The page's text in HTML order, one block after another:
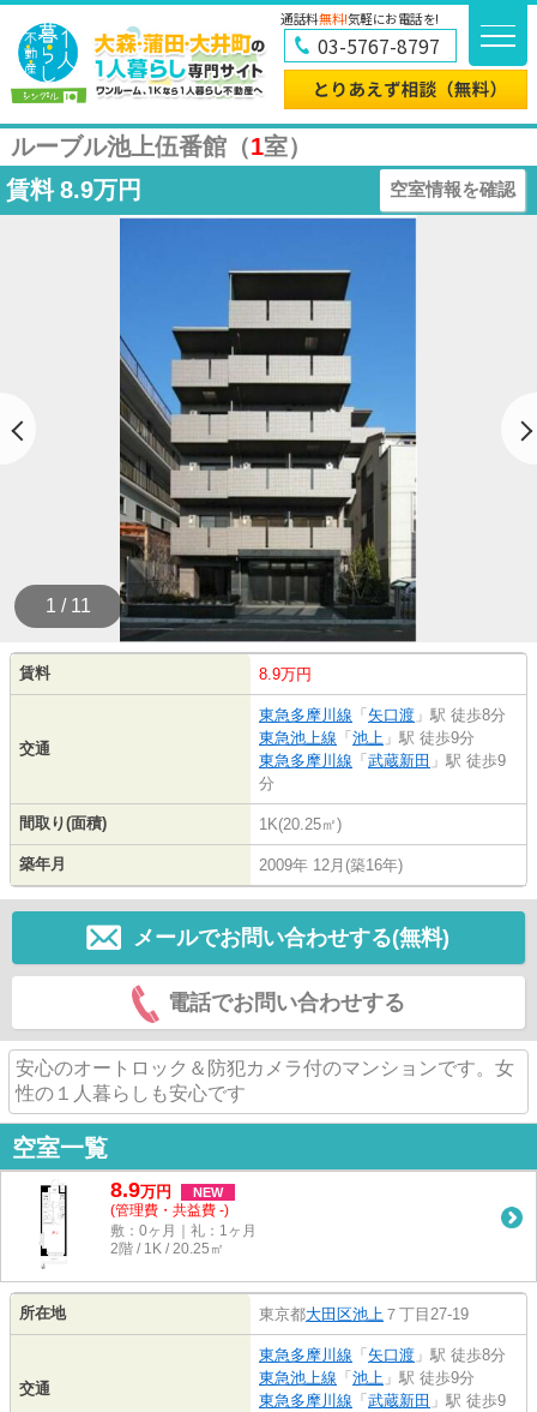
通話料無料!気軽にお電話を!
03-5767-8797
ルーブル池上伍番館（1室）
賃料 8.9万円 空室情報を確認
1 / 11
賃料 8.9万円
交通
東急多摩川線 「 矢口渡 」駅 徒歩8分
東急池上線 「 池上 」駅 徒歩9分
東急多摩川線 「 武蔵新田 」駅 徒歩9
分
間取り(面積) 1K(20.25㎡)
築年月 2009年 12月(築16年)
メールでお問い合わせする(無料)
電話でお問い合わせする
安心のオートロック＆防犯カメラ付のマンションです。女
性の１人暮らしも安心です
空室一覧
8.9万円 NEW
(管理費・共益費 -)
敷：0ヶ月｜礼：1ヶ月
2階 / 1K / 20.25㎡
所在地 東京都大田区池上 ７丁目27-19
交通
東急多摩川線 「 矢口渡 」駅 徒歩8分
東急池上線 「 池上 」駅 徒歩9分
東急多摩川線 「 武蔵新田 」駅 徒歩9